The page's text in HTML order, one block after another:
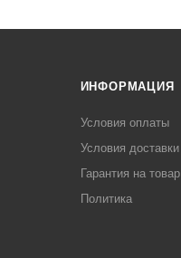
ИНФОРМАЦИЯ
Условия оплаты
Условия доставки
Гарантия на товар
Политика